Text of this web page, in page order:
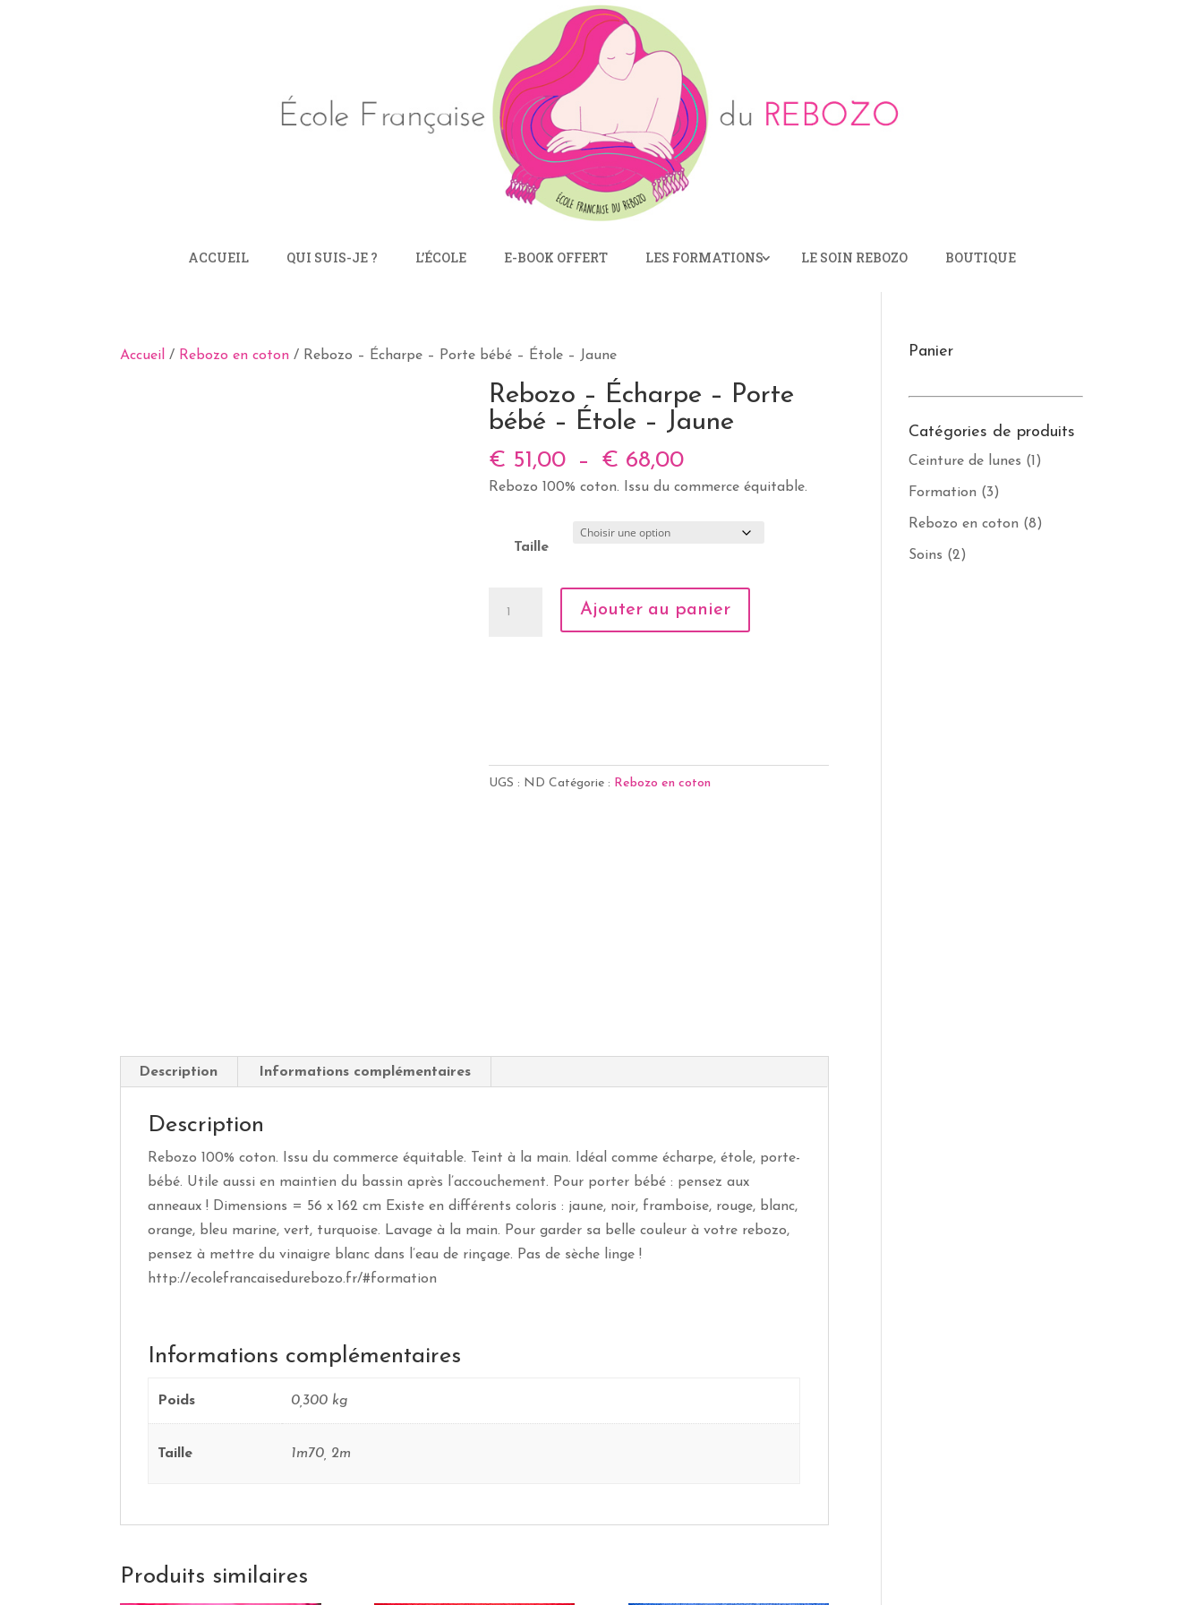
ACCUEIL QUI SUIS-JE ? L’ÉCOLE E-BOOK OFFERT LES FORMATIONS LE SOIN REBOZO BOUTIQUE
Accueil / Rebozo en coton / Rebozo – Écharpe – Porte bébé – Étole – Jaune
Rebozo – Écharpe – Porte
bébé – Étole – Jaune
€ 51,00 – € 68,00Plage
de
€ 51,00
Rebozo 100% coton. Issu du commerce équitable.
Taille
bébé
Ajouter au panier
UGS : ND Catégorie : Rebozo en coton
Description Informations complémentaires
Description
Rebozo 100% coton. Issu du commerce équitable. Teint à la main. Idéal comme écharpe, étole, porte-
bébé. Utile aussi en maintien du bassin après l’accouchement. Pour porter bébé : pensez aux
anneaux ! Dimensions = 56 x 162 cm Existe en différents coloris : jaune, noir, framboise, rouge, blanc,
orange, bleu marine, vert, turquoise. Lavage à la main. Pour garder sa belle couleur à votre rebozo,
pensez à mettre du vinaigre blanc dans l’eau de rinçage. Pas de sèche linge !
http://ecolefrancaisedurebozo.fr/#formation
Informations complémentaires
Poids 0,300 kg
Taille 1m70, 2m
Produits similaires
Panier
Catégories de produits
Ceinture de lunes (1)
Formation (3)
Rebozo en coton (8)
Soins (2)